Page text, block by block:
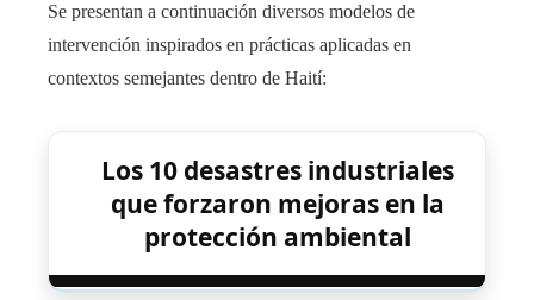
Se presentan a continuación diversos modelos de
intervención inspirados en prácticas aplicadas en
contextos semejantes dentro de Haití:
Los 10 desastres industriales
que forzaron mejoras en la
protección ambiental